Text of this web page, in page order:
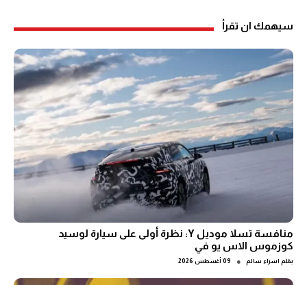
سيهمك ان تقرأ
منافسة تسلا موديل Y: نظرة أولى على سيارة لوسيد
كوزموس الاس يو في
بقلم اسراء سالم ● 09 أغسطس 2026